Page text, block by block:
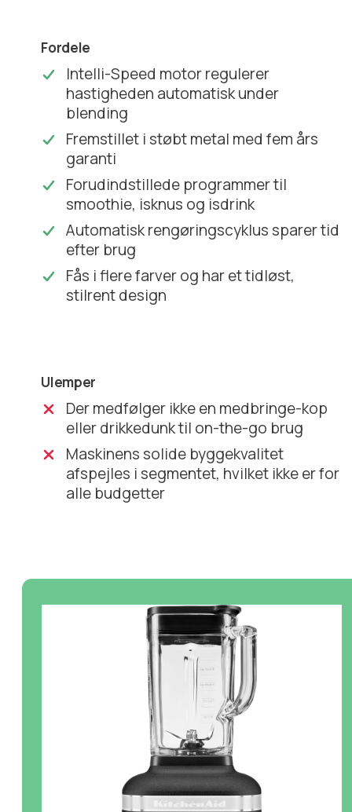
Fordele
Intelli-Speed motor regulerer
hastigheden automatisk under
blending
Fremstillet i støbt metal med fem års
garanti
Forudindstillede programmer til
smoothie, isknus og isdrink
Automatisk rengøringscyklus sparer tid
efter brug
Fås i flere farver og har et tidløst,
stilrent design
Ulemper
Der medfølger ikke en medbringe-kop
eller drikkedunk til on-the-go brug
Maskinens solide byggekvalitet
afspejles i segmentet, hvilket ikke er for
alle budgetter